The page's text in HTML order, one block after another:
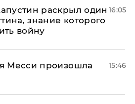
раскрыл один
знание которого
войну
16:05
Месси произошла
15:46